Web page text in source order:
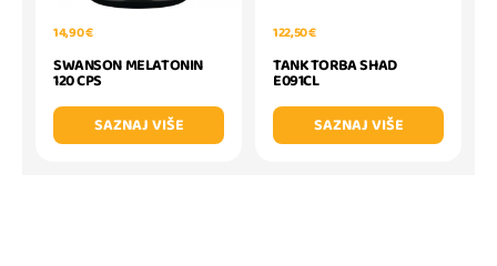
14,90 €
SWANSON MELATONIN
120 CPS
SAZNAJ VIŠE
122,50 €
TANK TORBA SHAD
E091CL
SAZNAJ VIŠE